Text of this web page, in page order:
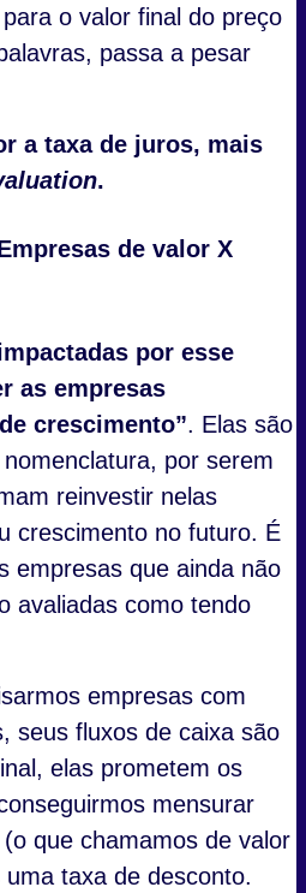
o valor final do preço
passa a pesar
a taxa de juros, mais
.
de valor X
por esse
as empresas
crescimento”. Elas são
por serem
reinvestir nelas
crescimento no futuro. É
empresas que ainda não
avaliadas como tendo
empresas com
seus fluxos de caixa são
elas prometem os
mensurar
que chamamos de valor
taxa de desconto.